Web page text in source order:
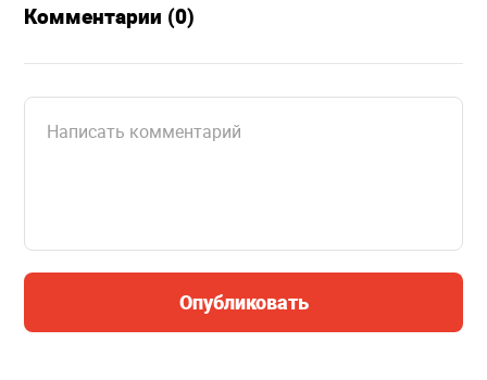
Комментарии (0)
Опубликовать